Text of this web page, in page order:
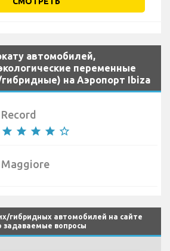
автомобилей,
переменные
на Аэропорт Ibiza
Record
star star star star star_border
Maggiore
гибридных автомобилей на сайте
задаваемые вопросы